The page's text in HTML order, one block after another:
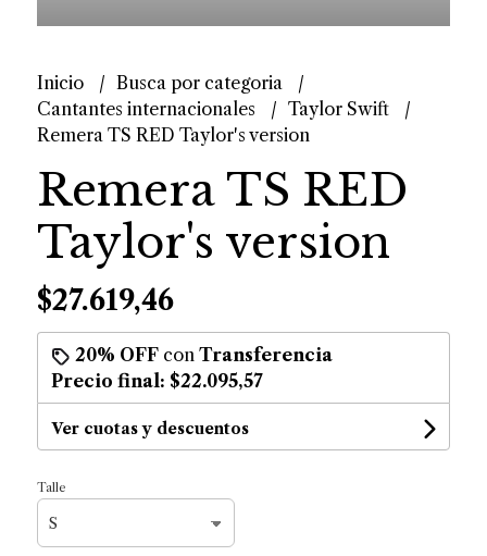
Inicio
Busca por categoria
Cantantes internacionales
Taylor Swift
Remera TS RED Taylor's version
Remera TS RED
Taylor's version
$27.619,46
20% OFFcon Transferencia
Precio final: $22.095,57
Ver cuotas y descuentos
Talle